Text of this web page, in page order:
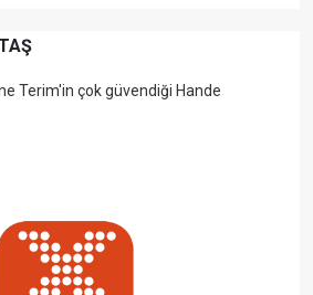
Terim'in çok güvendiği Hande